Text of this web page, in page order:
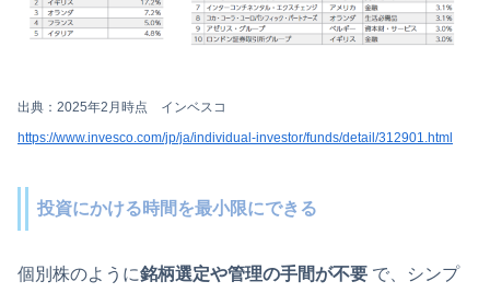
出典：2025年2月時点 インベスコ
https://www.invesco.com/jp/ja/individual-investor/funds/detail/312901.html
投資にかける時間を最小限にできる
個別株のように銘柄選定や管理の手間が不要 で、シンプ